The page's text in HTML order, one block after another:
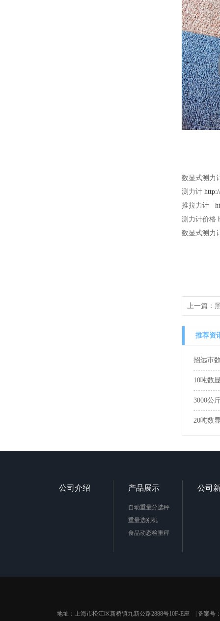
数显式测力
测力计
推拉力计
测力计价格
数显式测
上一篇：
推荐资
招远市
10吨数
3000公
20吨数
公司介绍 产品展示
自动重量分选秤
重量选别机
食品动态检重秤
公司
地址：上海市松江区新桥镇九新公路2888号10F-E座 | 备案号